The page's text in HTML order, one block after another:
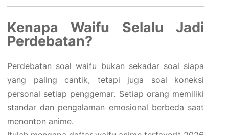
Kenapa Waifu Selalu Jadi
Perdebatan?
Perdebatan soal waifu bukan sekadar soal siapa
yang paling cantik, tetapi juga soal koneksi
personal setiap penggemar. Setiap orang memiliki
standar dan pengalaman emosional berbeda saat
menonton anime.